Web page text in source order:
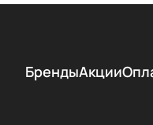
БрендыАкции